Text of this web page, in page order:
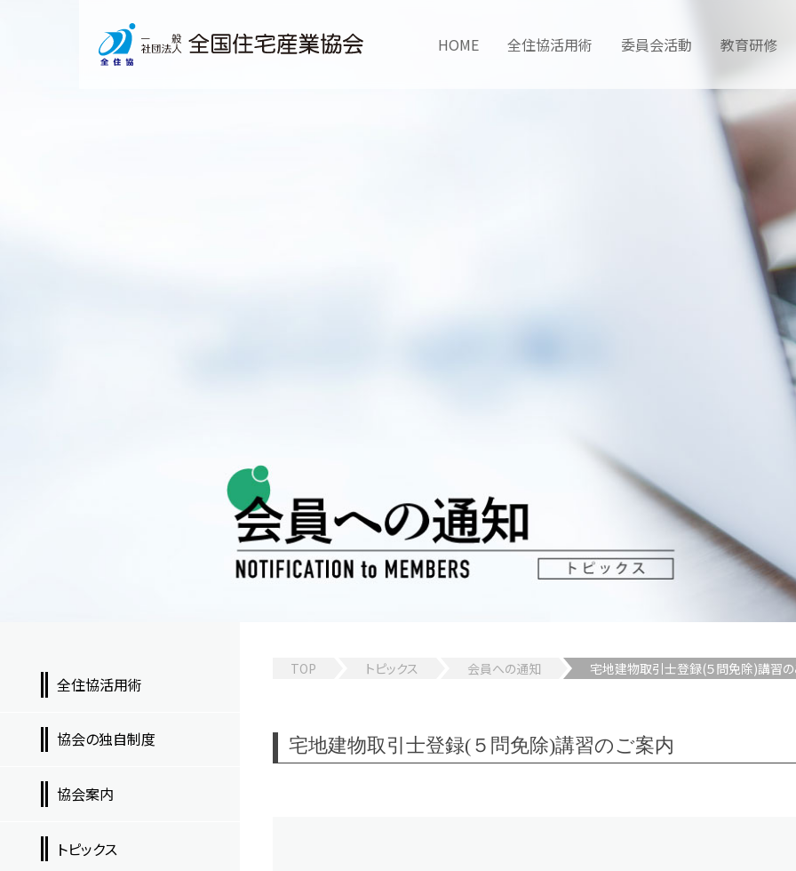
HOME 全住協活用術 委員会活動 教育研修
TOP トピックス 会員への通知 宅地建物取引士登録(５問免除)講習
宅地建物取引士登録(５問免除)講習のご案内
全住協活用術
協会の独自制度
協会案内
トピックス